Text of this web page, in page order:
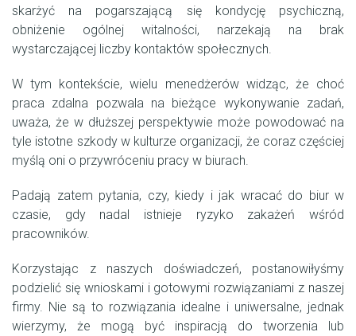
skarżyć na pogarszającą się kondycję psychiczną,
obniżenie ogólnej witalności, narzekają na brak
wystarczającej liczby kontaktów społecznych.
W tym kontekście, wielu menedżerów widząc, że choć
praca zdalna pozwala na bieżące wykonywanie zadań,
uważa, że w dłuższej perspektywie może powodować na
tyle istotne szkody w kulturze organizacji, że coraz częściej
myślą oni o przywróceniu pracy w biurach.
Padają zatem pytania, czy, kiedy i jak wracać do biur w
czasie, gdy nadal istnieje ryzyko zakażeń wśród
pracowników.
Korzystając z naszych doświadczeń, postanowiłyśmy
podzielić się wnioskami i gotowymi rozwiązaniami z naszej
firmy. Nie są to rozwiązania idealne i uniwersalne, jednak
wierzymy, że mogą być inspiracją do tworzenia lub